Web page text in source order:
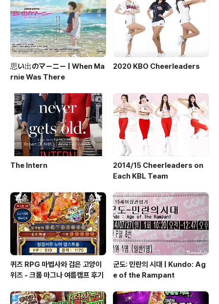
누가 먼저 나왔고 소재가 중복이네 마네를 이야기하는 것
은 아니고 멀리 떨어져 있는 나라에서 비슷한 소재의 작품
을 냈다는 점이..
思い出のマーニー | When Ma
rnie Was There
2020 KBO Cheerleaders
The Intern
2014/15 Cheerleaders on
Each KBL Team
퀴즈 RPG 마법사와 검은 고양이
위즈 - 크롬 마그나 여름캠프 후기
군도: 민란의 시대 | Kundo: Ag
e of the Rampant